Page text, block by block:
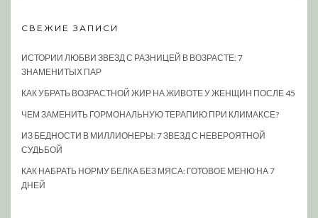
СВЕЖИЕ ЗАПИСИ
ИСТОРИИ ЛЮБВИ ЗВЕЗД С РАЗНИЦЕЙ В ВОЗРАСТЕ: 7
ЗНАМЕНИТЫХ ПАР
КАК УБРАТЬ ВОЗРАСТНОЙ ЖИР НА ЖИВОТЕ У ЖЕНЩИН ПОСЛЕ 45
ЧЕМ ЗАМЕНИТЬ ГОРМОНАЛЬНУЮ ТЕРАПИЮ ПРИ КЛИМАКСЕ?
ИЗ БЕДНОСТИ В МИЛЛИОНЕРЫ: 7 ЗВЕЗД С НЕВЕРОЯТНОЙ
СУДЬБОЙ
КАК НАБРАТЬ НОРМУ БЕЛКА БЕЗ МЯСА: ГОТОВОЕ МЕНЮ НА 7
ДНЕЙ